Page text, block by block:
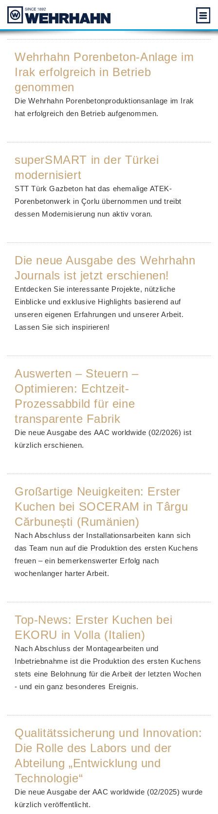
Wehrhahn Porenbeton-Anlage im
Irak erfolgreich in Betrieb
genommen
Die Wehrhahn Porenbetonproduktionsanlage im Irak
hat erfolgreich den Betrieb aufgenommen.
superSMART in der Türkei
modernisiert
STT Türk Gazbeton hat das ehemalige ATEK-
Porenbetonwerk in Çorlu übernommen und treibt
dessen Modernisierung nun aktiv voran.
Die neue Ausgabe des Wehrhahn
Journals ist jetzt erschienen!
Entdecken Sie interessante Projekte, nützliche
Einblicke und exklusive Highlights basierend auf
unseren eigenen Erfahrungen und unserer Arbeit.
Lassen Sie sich inspirieren!
Auswerten – Steuern –
Optimieren: Echtzeit-
Prozessabbild für eine
transparente Fabrik
Die neue Ausgabe des AAC worldwide (02/2026) ist
kürzlich erschienen.
Großartige Neuigkeiten: Erster
Kuchen bei SOCERAM in Târgu
Cărbunești (Rumänien)
Nach Abschluss der Installationsarbeiten kann sich
das Team nun auf die Produktion des ersten Kuchens
freuen – ein bemerkenswerter Erfolg nach
wochenlanger harter Arbeit.
Top-News: Erster Kuchen bei
EKORU in Volla (Italien)
Nach Abschluss der Montagearbeiten und
Inbetriebnahme ist die Produktion des ersten Kuchens
stets eine Belohnung für die Arbeit der letzten Wochen
- und ein ganz besonderes Ereignis.
Qualitätssicherung und Innovation:
Die Rolle des Labors und der
Abteilung „Entwicklung und
Technologie“
Die neue Ausgabe der AAC worldwide (02/2025) wurde
kürzlich veröffentlicht.